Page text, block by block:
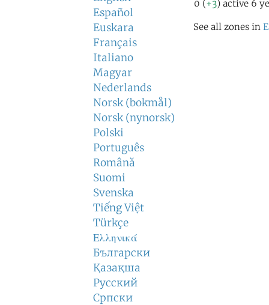
Español
Euskara
Français
Italiano
Magyar
Nederlands
Norsk (bokmål)
Norsk (nynorsk)
Polski
Português
Română
Suomi
Svenska
Tiếng Việt
Türkçe
Ελληνικά
Български
Қазақша
Русский
Српски
0 (+3) active 6
See all zones in